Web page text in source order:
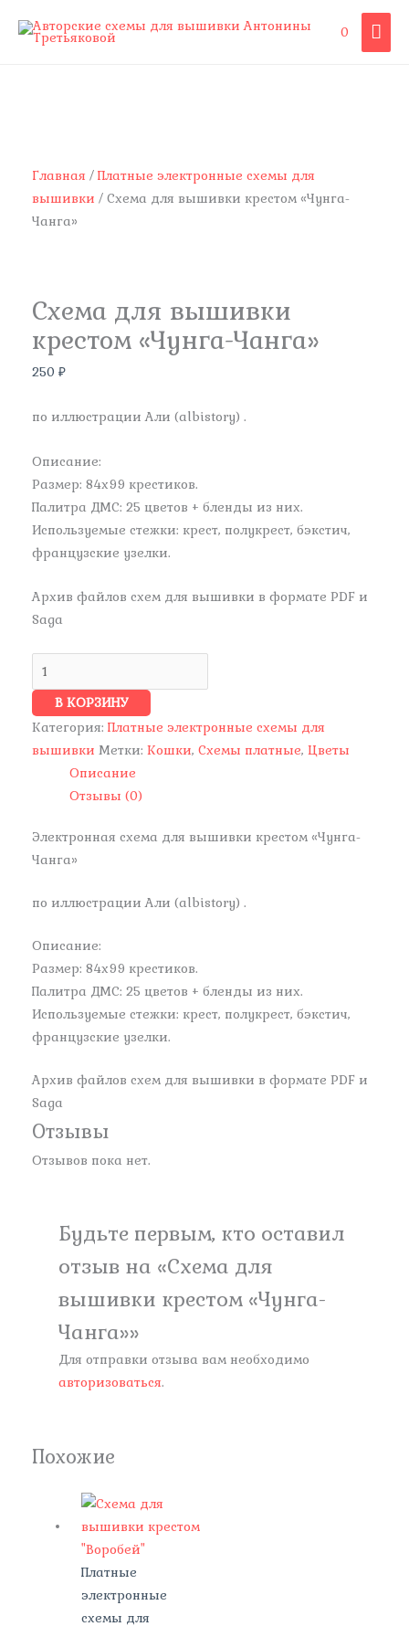
0
Главная / Платные электронные схемы для
вышивки / Схема для вышивки крестом «Чунга-
Чанга»
Схема для вышивки
крестом «Чунга-Чанга»
250 ₽
по иллюстрации Али (albistory) .
Описание:
Размер: 84х99 крестиков.
Палитра ДМС: 25 цветов + бленды из них.
Используемые стежки: крест, полукрест, бэкстич,
французские узелки.
Архив файлов схем для вышивки в формате PDF и
Saga
вышивки
"Чунга-
В КОРЗИНУ
Категория: Платные электронные схемы для
вышивки Метки: Кошки, Схемы платные, Цветы
Описание
Отзывы (0)
Электронная схема для вышивки крестом «Чунга-
Чанга»
по иллюстрации Али (albistory) .
Описание:
Размер: 84х99 крестиков.
Палитра ДМС: 25 цветов + бленды из них.
Используемые стежки: крест, полукрест, бэкстич,
французские узелки.
Архив файлов схем для вышивки в формате PDF и
Saga
Отзывы
Отзывов пока нет.
Будьте первым, кто оставил
отзыв на «Схема для
вышивки крестом «Чунга-
Чанга»»
Для отправки отзыва вам необходимо
авторизоваться.
Похожие
Платные
электронные
схемы для